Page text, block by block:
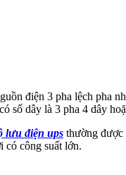
điện 3 pha lệch pha
số dây là 3 pha 4 dây
lưu điện ups thường được
công suất lớn.